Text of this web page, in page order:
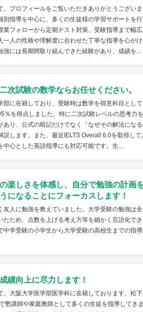
。プロフィールをご覧いただきありがとうござい
別指導を中心に、多くの生徒様の学習サポートを
業フォローから定期テスト対策、受験指導まで幅
一人の性格や理解度に合わせた丁寧な指導を心が
強には長期間取り組んできた経験があり、成績を...
次試験の数学ならお任せください。
部に在籍しており、受験時は数学を得意科目とし
％を得点しました。特に二次試験レベルの思考力
あり、公式の暗記だけでなく「なぜその解法にな
説します。また、最近IELTS Overall 6.0を取得し
中心とした英語指導にも対応可能です。生...
楽しさを体感し、自分で勉強の計画
になることにフォーカスします！
友人に勉強を教えていました。大学受験の勉強は
たため、点数を上げる考え方等を細かく言語化でき
中学受験の小学生から大学受験の高校生までの指
績向上に尽力します！
。大阪大学医学部医学科に在籍しております、松
塾講師や家庭教師として多くの生徒を指導してき